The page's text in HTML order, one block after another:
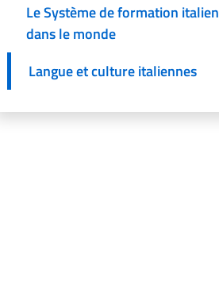
Le Système de formation italien
dans le monde
Langue et culture italiennes